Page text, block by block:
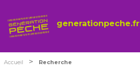
generationpeche.fr
Accueil > Recherche